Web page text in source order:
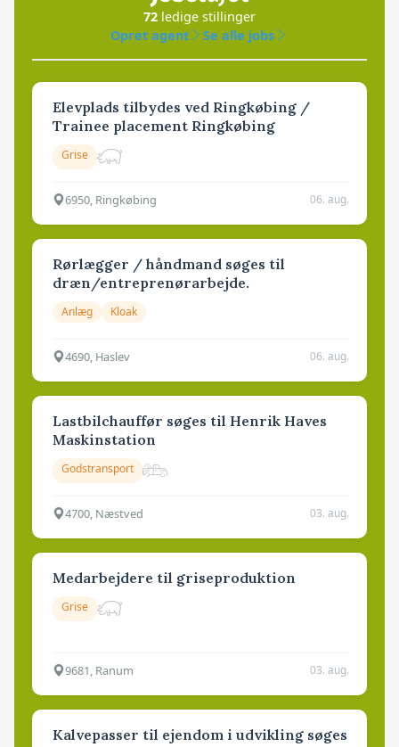
72 ledige stillinger
Opret agent
Se alle jobs
Elevplads tilbydes ved Ringkøbing /
Trainee placement Ringkøbing
Grise
6950, Ringkøbing 06. aug.
Rørlægger / håndmand søges til
dræn/entreprenørarbejde.
Anlæg Kloak
4690, Haslev 06. aug.
Lastbilchauffør søges til Henrik Haves
Maskinstation
Godstransport
4700, Næstved 03. aug.
Medarbejdere til griseproduktion
Grise
9681, Ranum 03. aug.
Kalvepasser til ejendom i udvikling søges